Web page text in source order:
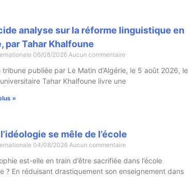
analyse sur la réforme linguistique en
par Tahar Khalfoune
06/08/2026 Aucun commentaire
tribune publiée par Le Matin d’Algérie, le 5 août 2026, le
Tahar Khalfoune livre une
»
se mêle de l’école
04/08/2026 Aucun commentaire
est-elle en train d’être sacrifiée dans l’école
? En réduisant drastiquement son enseignement dans